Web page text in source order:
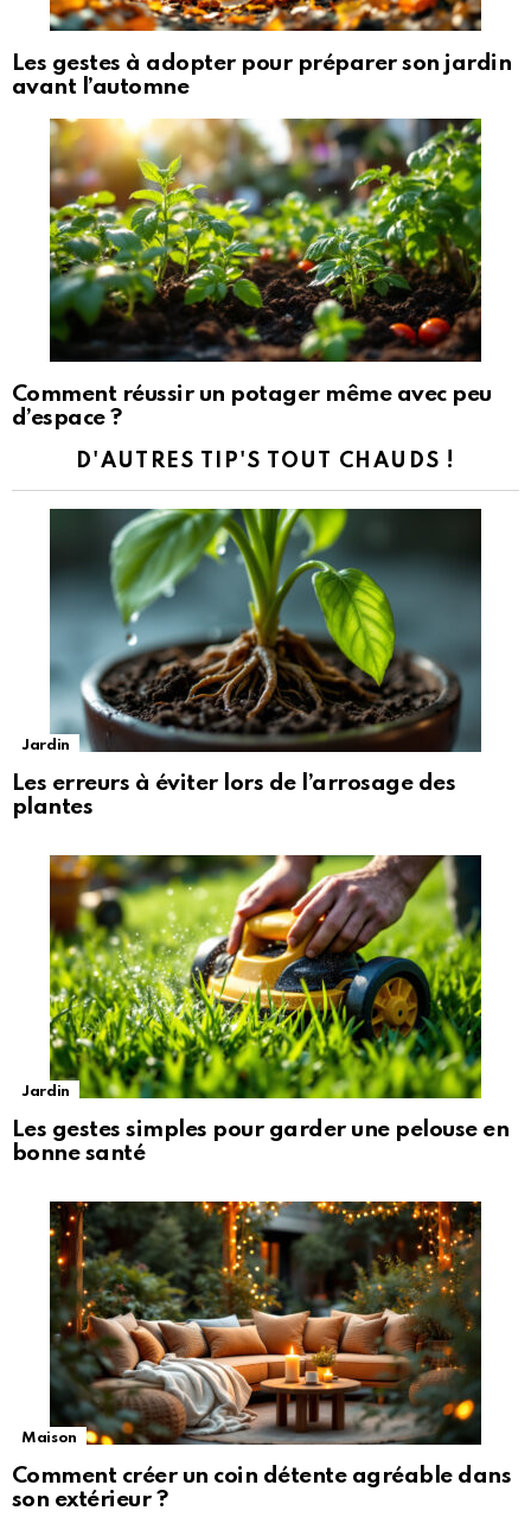
Les gestes à adopter pour préparer son jardin
avant l’automne
Comment réussir un potager même avec peu
d’espace ?
D'AUTRES TIP'S TOUT CHAUDS !
Jardin
Les erreurs à éviter lors de l’arrosage des
plantes
Jardin
Les gestes simples pour garder une pelouse en
bonne santé
Maison
Comment créer un coin détente agréable dans
son extérieur ?